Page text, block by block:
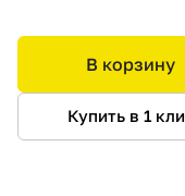
В корзину
Купить в 1